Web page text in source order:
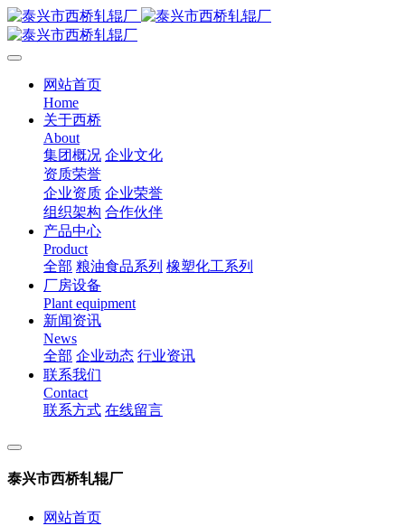
网站首页
Home
关于西桥
About
集团概况 企业文化
资质荣誉
企业资质 企业荣誉
组织架构 合作伙伴
产品中心
Product
全部 粮油食品系列 橡塑化工系列
厂房设备
Plant equipment
新闻资讯
News
全部 企业动态 行业资讯
联系我们
Contact
联系方式 在线留言
泰兴市西桥轧辊厂
网站首页